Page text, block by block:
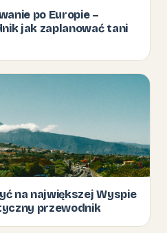
po Europie –
jak zaplanować tani
na największej Wyspie
przewodnik